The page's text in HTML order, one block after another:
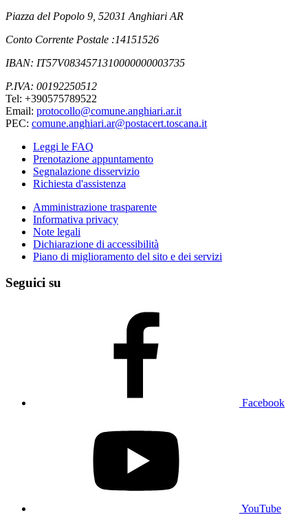
Piazza del Popolo 9, 52031 Anghiari AR
Conto Corrente Postale :14151526
IBAN: IT57V0834571310000000003735
P.IVA: 00192250512
Tel: +390575789522
Email: protocollo@comune.anghiari.ar.it
PEC: comune.anghiari.ar@postacert.toscana.it
Leggi le FAQ
Prenotazione appuntamento
Segnalazione disservizio
Richiesta d'assistenza
Amministrazione trasparente
Informativa privacy
Note legali
Dichiarazione di accessibilità
Piano di miglioramento del sito e dei servizi
Seguici su
Facebook
YouTube